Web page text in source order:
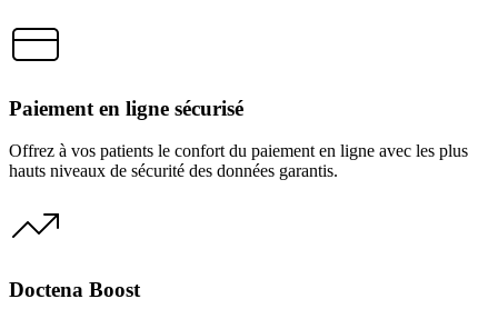
Paiement en ligne sécurisé
Offrez à vos patients le confort du paiement en ligne avec les plus
hauts niveaux de sécurité des données garantis.
Doctena Boost